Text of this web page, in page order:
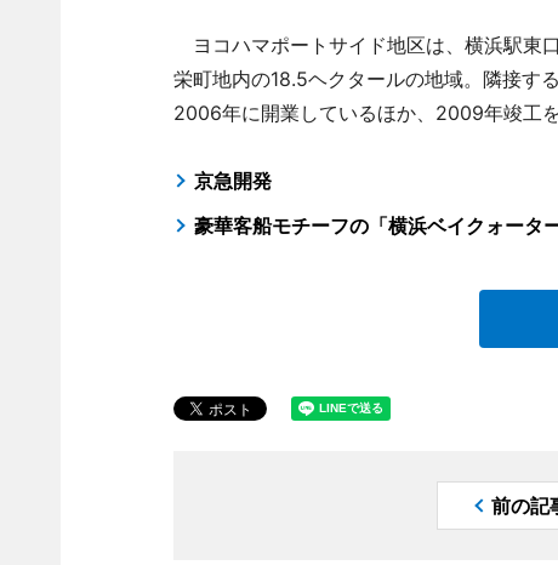
ヨコハマポートサイド地区は、横浜駅東
栄町地内の18.5ヘクタールの地域。隣接す
2006年に開業しているほか、2009年竣工
京急開発
豪華客船モチーフの「横浜ベイクォータ
前の記